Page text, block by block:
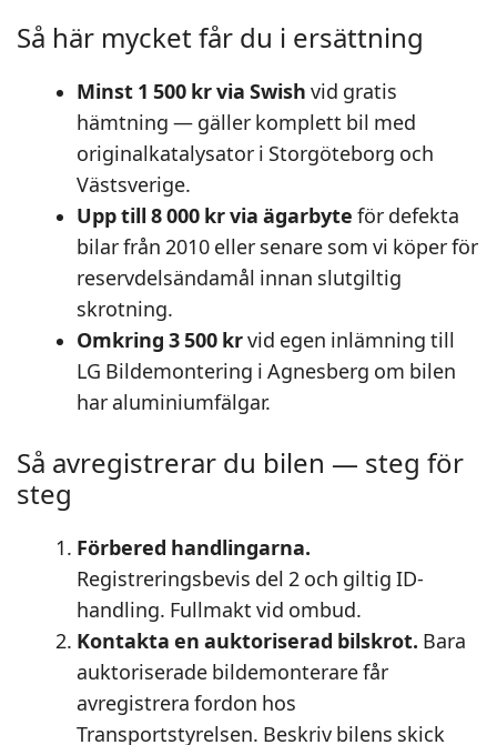
Så här mycket får du i ersättning
Minst 1 500 kr via Swish vid gratis
hämtning — gäller komplett bil med
originalkatalysator i Storgöteborg och
Västsverige.
Upp till 8 000 kr via ägarbyte för defekta
bilar från 2010 eller senare som vi köper för
reservdelsändamål innan slutgiltig
skrotning.
Omkring 3 500 krvid egen inlämning till
LG Bildemontering i Agnesberg om bilen
har aluminiumfälgar.
Så avregistrerar du bilen — steg för
steg
Förbered handlingarna.
Registreringsbevis del 2 och giltig ID-
handling. Fullmakt vid ombud.
Kontakta en auktoriserad bilskrot. Bara
auktoriserade bildemonterare får
avregistrera fordon hos
Transportstyrelsen. Beskriv bilens skick